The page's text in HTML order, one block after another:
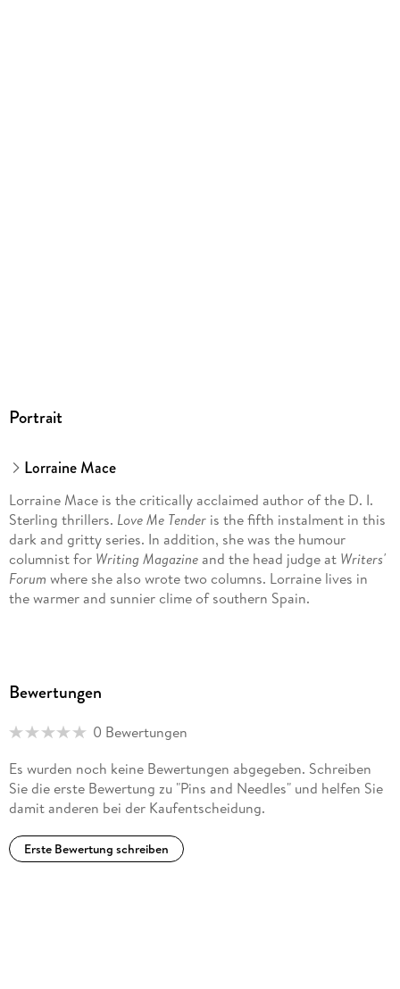
Portrait
Lorraine Mace
Lorraine Mace is the critically acclaimed author of the D. I.
Sterling thrillers. Love Me Tenderis the fifth instalment in this
dark and gritty series. In addition, she was the humour
columnist for Writing Magazineand the head judge at Writers'
Forum where she also wrote two columns. Lorraine lives in
the warmer and sunnier clime of southern Spain.
Bewertungen
0 Bewertungen
Es wurden noch keine Bewertungen abgegeben. Schreiben
Sie die erste Bewertung zu "Pins and Needles" und helfen Sie
damit anderen bei der Kaufentscheidung.
Erste Bewertung schreiben